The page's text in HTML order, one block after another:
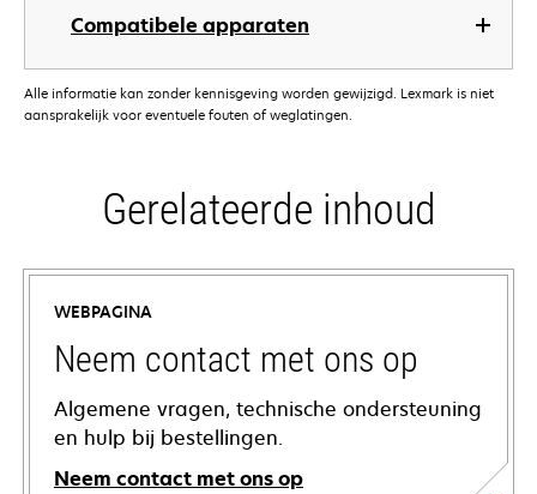
Compatibele apparaten
Alle informatie kan zonder kennisgeving worden gewijzigd. Lexmark is niet
aansprakelijk voor eventuele fouten of weglatingen.
Gerelateerde inhoud
WEBPAGINA
Neem contact met ons op
Algemene vragen, technische ondersteuning
en hulp bij bestellingen.
Neem contact met ons op